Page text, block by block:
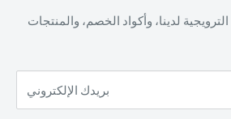
لدينا، وأكواد الخصم، والمنتجات
‏بريدك الإلكتروني
الأردن.
من شركة فوكسات المعروفة باسمها
مسجل في الأردن.